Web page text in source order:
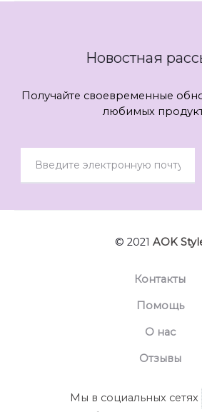
Новостная
Получайте своевременные
любимых
© 2021 AOK
Контакты
Помощь
О нас
Отзывы
Мы в социальных сетях